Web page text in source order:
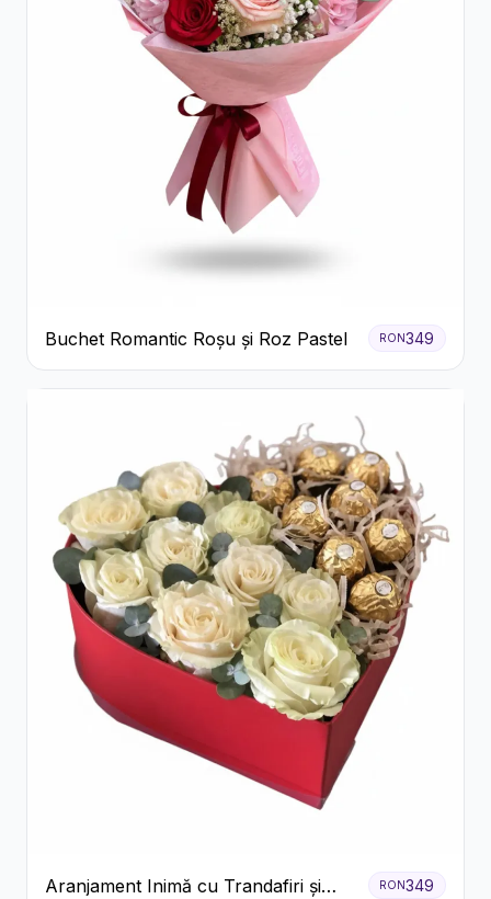
Buchet Romantic Roșu și Roz Pastel RON349
Aranjament Inimă cu Trandafiri și
RON349